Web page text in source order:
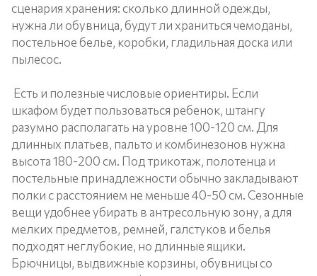
сценария хранения: сколько длинной одежды,
нужна ли обувница, будут ли храниться чемоданы,
постельное белье, коробки, гладильная доска или
пылесос.
Есть и полезные числовые ориентиры. Если
шкафом будет пользоваться ребенок, штангу
разумно располагать на уровне 100-120 см. Для
длинных платьев, пальто и комбинезонов нужна
высота 180-200 см. Под трикотаж, полотенца и
постельные принадлежности обычно закладывают
полки с расстоянием не меньше 40-50 см. Сезонные
вещи удобнее убирать в антресольную зону, а для
мелких предметов, ремней, галстуков и белья
подходят неглубокие, но длинные ящики.
Брючницы, выдвижные корзины, обувницы со